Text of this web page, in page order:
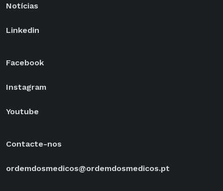
Notícias
Linkedin
Facebook
Instagram
Youtube
Contacte-nos
ordemdosmedicos@ordemdosmedicos.pt